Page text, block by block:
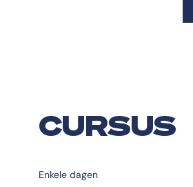
CURSUS
Enkele dagen